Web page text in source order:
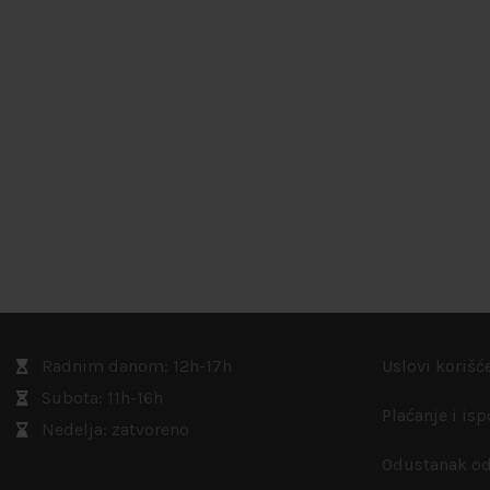
Radnim danom: 12h-17h
Subota: 11h-16h
Nedelja: zatvoreno
Uslovi
Plaćanje i
Odustanak